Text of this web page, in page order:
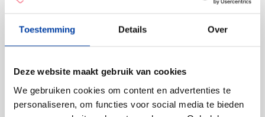
Toestemming Details Over
Deze website maakt gebruik van cookies
We gebruiken cookies om content en advertenties te
personaliseren, om functies voor social media te bieden
dus je relatiegeschenk is direct klaar voor gebruik.
Weerstation laten bedrukken met
weerstation een professionele uitstraling:
Met een passende tekst of slogan
Met verschillende namen mogelijk voor een